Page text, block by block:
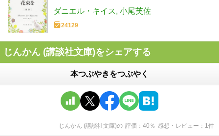
ダニエル・キイス 小尾芙佐
24129
じんかん (講談社文庫)をシェアする
本つぶやきをつぶやく
じんかん (講談社文庫)の 評価 40 ％ 感想・レビュー 1件